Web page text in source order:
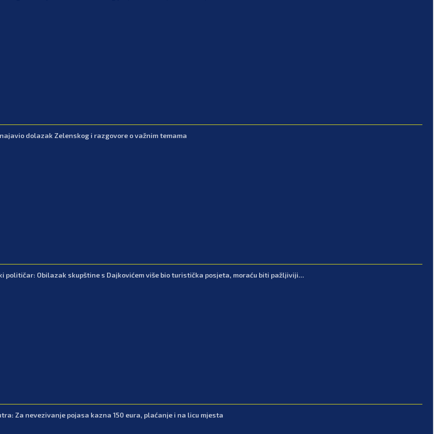
dolazak Zelenskog i razgovore o važnim temama
političar: Obilazak skupštine s Dajkovićem više bio turistička posjeta, moraću biti pažljiviji...
Za nevezivanje pojasa kazna 150 eura, plaćanje i na licu mjesta